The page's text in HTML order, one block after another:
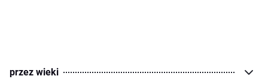
przez wieki